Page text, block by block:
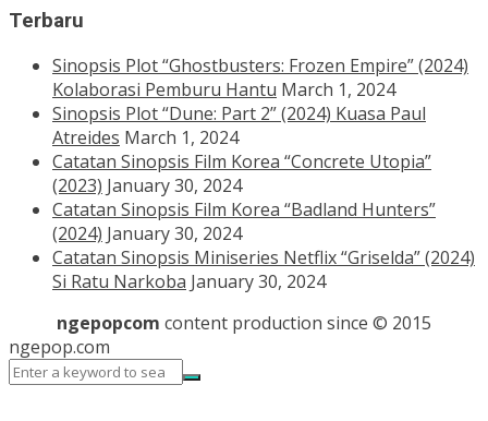
Terbaru
Sinopsis Plot “Ghostbusters: Frozen Empire” (2024)
Kolaborasi Pemburu Hantu March 1, 2024
Sinopsis Plot “Dune: Part 2” (2024) Kuasa Paul
Atreides March 1, 2024
Catatan Sinopsis Film Korea “Concrete Utopia”
(2023) January 30, 2024
Catatan Sinopsis Film Korea “Badland Hunters”
(2024) January 30, 2024
Catatan Sinopsis Miniseries Netflix “Griselda” (2024)
Si Ratu Narkoba January 30, 2024
ngepopcom content production since © 2015
ngepop.com